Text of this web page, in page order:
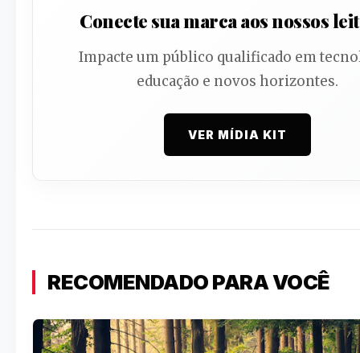
Conecte sua marca aos nossos
Impacte um público qualificado em
educação e novos horizontes.
VER MÍDIA KIT
RECOMENDADO PARA VOCÊ